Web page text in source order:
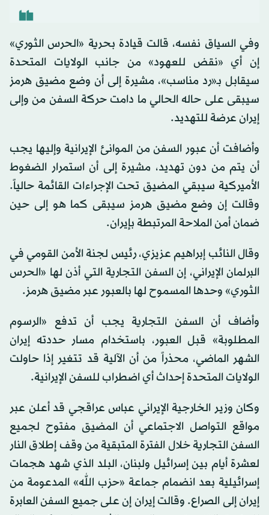
وفي السياق نفسه، قالت قيادة بحرية «الحرس الثوري»
إن أي «نقض للعهود» من جانب الولايات المتحدة
سيقابل بـ«رد مناسب»، مشيرة إلى أن وضع مضيق هرمز
سيبقى على حاله الحالي ما دامت حركة السفن من وإلى
إيران عرضة للتهديد.
وأضافت أن عبور السفن من الموانئ الإيرانية وإليها يجب
أن يتم من دون تهديد، مشيرة إلى أن استمرار الضغوط
الأميركية سيبقي المضيق تحت الإجراءات القائمة حالياً.
وقالت إن وضع مضيق هرمز سيبقى كما هو إلى حين
ضمان أمن الملاحة المرتبطة بإيران.
وقال النائب إبراهيم عزيزي، رئيس لجنة الأمن القومي في
البرلمان الإيراني، إن السفن التجارية التي أذن لها «الحرس
الثوري» وحدها المسموح لها بالعبور عبر مضيق هرمز.
وأضاف أن السفن التجارية يجب أن تدفع «الرسوم
المطلوبة» قبل العبور، باستخدام مسار حددته إيران
الشهر الماضي، محذراً من أن الآلية قد تتغير إذا حاولت
الولايات المتحدة إحداث أي اضطراب للسفن الإيرانية.
وكان وزير الخارجية الإيراني عباس عراقجي قد أعلن عبر
مواقع التواصل الاجتماعي أن المضيق مفتوح لجميع
السفن التجارية خلال الفترة المتبقية من وقف إطلاق النار
لعشرة أيام بين إسرائيل ولبنان، البلد الذي شهد هجمات
إسرائيلية بعد انضمام جماعة «حزب الله» المدعومة من
إيران إلى الصراع. وقالت إيران إن على جميع السفن العابرة